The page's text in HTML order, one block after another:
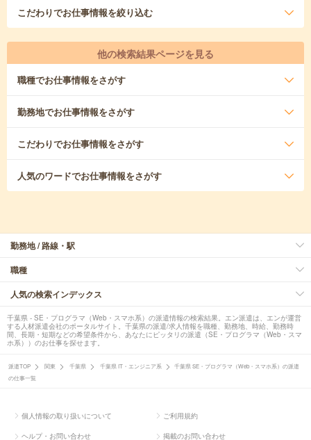
こだわりでお仕事情報を絞り込む
他の検索結果ページを見る
職種でお仕事情報をさがす
勤務地でお仕事情報をさがす
こだわりでお仕事情報をさがす
人気のワードでお仕事情報をさがす
勤務地 / 路線・駅
職種
人気の検索インデックス
千葉県 - SE・プログラマ（Web・スマホ系）の派遣情報の検索結果。エン派遣は、エンが運営
する人材派遣会社のポータルサイト。千葉県の派遣/求人情報を職種、勤務地、時給、勤務時
間、長期・短期などの希望条件から、あなたにピッタリの派遣（SE・プログラマ（Web・スマ
ホ系））のお仕事を探せます。
派遣TOP 関東 千葉県 千葉県 IT・エンジニア系
千葉県 SE・プログラマ（Web・スマホ系）の派遣
の仕事一覧
個人情報の取り扱いについて ご利用規約
ヘルプ・お問い合わせ 掲載のお問い合わせ